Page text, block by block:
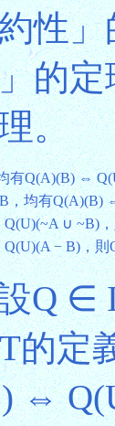
性
的
。
有Q(A)(B) ⇔
，均有Q(A)(B)
∪ ~B)
− B)，
Q ∈
的定
⇔